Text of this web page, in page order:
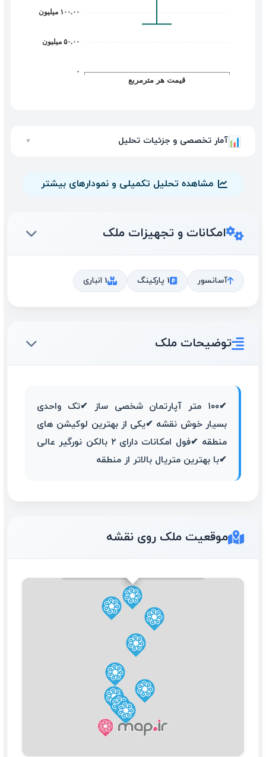
📊 آمار تخصصی و جزئیات تحلیل ▼
مشاهده تحلیل تکمیلی و نمودارهای بیشتر
امکانات و تجهیزات ملک
آسانسور 1 پارکینگ 1 انباری
توضیحات ملک
✔۱۰۰ متر آپارتمان شخصی ساز ✔تک واحدی
بسیار خوش نقشه ✔یکی از بهترین لوکیشن های
منطقه ✔فول امکانات دارای ۲ بالکن نورگیر عالی
✔با بهترین متریال بالاتر از منطقه
موقعیت ملک روی نقشه
۱۰۰ تک واحدی شخصی ساز